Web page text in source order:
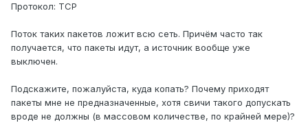
Протокол: TCP
Поток таких пакетов ложит всю сеть. Причём часто так
получается, что пакеты идут, а источник вообще уже
выключен.
Подскажите, пожалуйста, куда копать? Почему приходят
пакеты мне не предназначенные, хотя свичи такого допускать
вроде не должны (в массовом количестве, по крайней мере)?